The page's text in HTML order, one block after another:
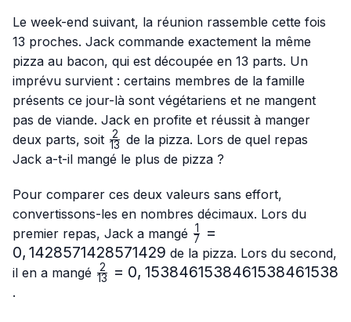
Le week-end suivant, la réunion rassemble cette fois
13 proches. Jack commande exactement la même
pizza au bacon, qui est découpée en 13 parts. Un
imprévu survient : certains membres de la famille
présents ce jour-là sont végétariens et ne mangent
pas de viande. Jack en profite et réussit à manger
deux parts, soit \frac{2}
{13}
13
2
de la pizza. Lors de quel repas
Jack a-t-il mangé le plus de pizza ?
Pour comparer ces deux valeurs sans effort,
convertissons-les en nombres décimaux. Lors du
premier repas, Jack a mangé \frac{1}
7
1
=
0, 1428571428571429 de la pizza. Lors du second,
il en a mangé \frac{2}
13
2 = 0, 1538461538461538461538
.